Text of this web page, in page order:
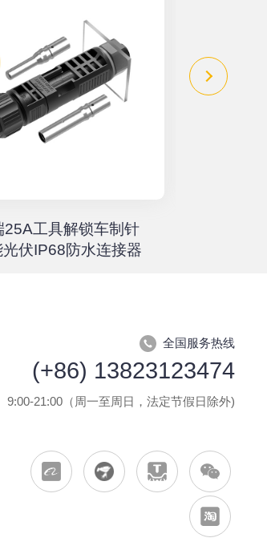
25A工具解锁车制针
伏IP68防水连接器
全国服务热线
(+86) 13823123474
9:00-21:00（周一至周日，法定节假日除外)
怎么联系你们？